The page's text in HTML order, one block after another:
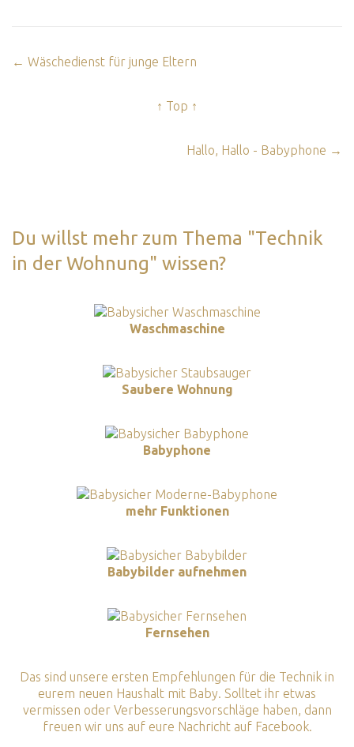
← Wäschedienst für junge Eltern
↑ Top ↑
Hallo, Hallo - Babyphone →
Du willst mehr zum Thema "Technik
in der Wohnung" wissen?
Waschmaschine
Saubere Wohnung
Babyphone
mehr Funktionen
Babybilder aufnehmen
Fernsehen
Das sind unsere ersten Empfehlungen für die Technik in
eurem neuen Haushalt mit Baby. Solltet ihr etwas
vermissen oder Verbesserungsvorschläge haben, dann
freuen wir uns auf eure Nachricht auf Facebook.